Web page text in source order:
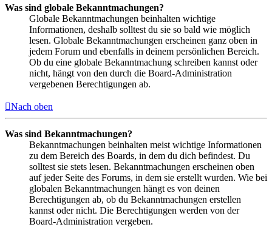
Was sind globale Bekanntmachungen?
Globale Bekanntmachungen beinhalten wichtige
Informationen, deshalb solltest du sie so bald wie möglich
lesen. Globale Bekanntmachungen erscheinen ganz oben in
jedem Forum und ebenfalls in deinem persönlichen Bereich.
Ob du eine globale Bekanntmachung schreiben kannst oder
nicht, hängt von den durch die Board-Administration
vergebenen Berechtigungen ab.
Nach oben
Was sind Bekanntmachungen?
Bekanntmachungen beinhalten meist wichtige Informationen
zu dem Bereich des Boards, in dem du dich befindest. Du
solltest sie stets lesen. Bekanntmachungen erscheinen oben
auf jeder Seite des Forums, in dem sie erstellt wurden. Wie bei
globalen Bekanntmachungen hängt es von deinen
Berechtigungen ab, ob du Bekanntmachungen erstellen
kannst oder nicht. Die Berechtigungen werden von der
Board-Administration vergeben.